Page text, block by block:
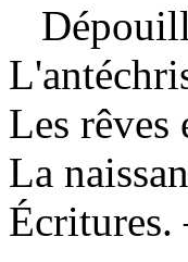
Les rêves
La